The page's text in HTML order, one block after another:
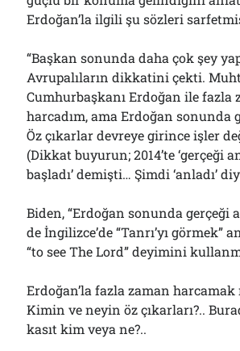
Erdoğan’la ilgili şu sözleri
“Başkan sonunda daha çok şey
Avrupalıların dikkatini çekti.
Cumhurbaşkanı Erdoğan ile fazla
harcadım, ama Erdoğan sonunda
Öz çıkarlar devreye girince işler
(Dikkat buyurun; 2014’te ‘gerçeği
başladı’ demişti… Şimdi ‘anladı’
Biden, “Erdoğan sonunda gerçeği
de İngilizce’de “Tanrı’yı görmek”
“to see The Lord” deyimini
Erdoğan’la fazla zaman harcamak
Kimin ve neyin öz çıkarları?..
kasıt kim veya ne?..